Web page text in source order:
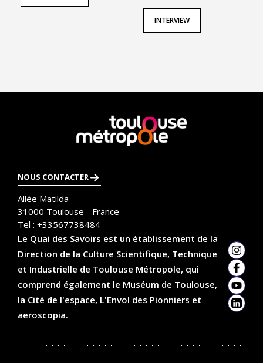
INTERVIEW
En
savoir
plus
NOUS CONTACTER
Allée Matilda
31000 Toulouse - France
Tel : +33567738484
Le Quai des Savoirs est un établissement de la
Direction de la Culture Scientifique, Technique
et Industrielle de Toulouse Métropole, qui
comprend également le Muséum de Toulouse,
la Cité de l'espace, L'Envol des Pionniers et
aeroscopia.